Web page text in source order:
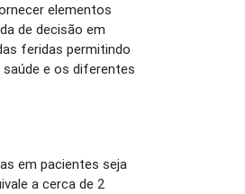
elementos
de decisão em
feridas permitindo
e os diferentes
em pacientes seja
a cerca de 2